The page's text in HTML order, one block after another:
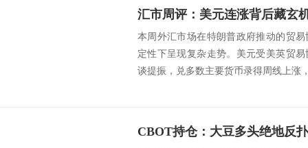
本周外汇市场在特朗普政府推动的贸
定性下呈现复杂走势。美元受美英贸
谈提振，兑多数主要货币录得周线上涨